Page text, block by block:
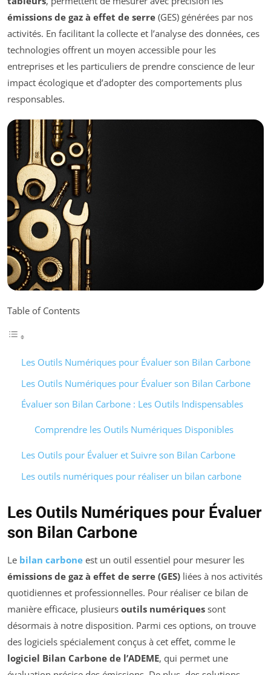
émissions de gaz à effet de serre (GES) générées par nos
activités. En facilitant la collecte et l’analyse des données, ces
technologies offrent un moyen accessible pour les
entreprises et les particuliers de prendre conscience de leur
impact écologique et d’adopter des comportements plus
responsables.
Table of Contents
Les Outils Numériques pour Évaluer son Bilan Carbone
Les Outils Numériques pour Évaluer son Bilan Carbone
Évaluer son Bilan Carbone : Les Outils Indispensables
Comprendre les Outils Numériques Disponibles
Les Outils pour Évaluer et Suivre son Bilan Carbone
Les outils numériques pour réaliser un bilan carbone
Les Outils Numériques pour Évaluer
son Bilan Carbone
Le bilan carbone est un outil essentiel pour mesurer les
émissions de gaz à effet de serre (GES) liées à nos activités
quotidiennes et professionnelles. Pour réaliser ce bilan de
manière efficace, plusieurs outils numériques sont
désormais à notre disposition. Parmi ces options, on trouve
des logiciels spécialement conçus à cet effet, comme le
logiciel Bilan Carbone de l’ADEME, qui permet une